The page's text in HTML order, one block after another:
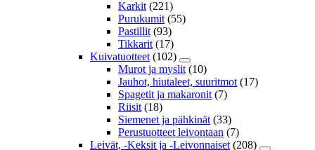
Karkit (221)
Purukumit (55)
Pastillit (93)
Tikkarit (17)
Kuivatuotteet (102)
Murot ja myslit (10)
Jauhot, hiutaleet, suuritmot (17)
Spagetit ja makaronit (7)
Riisit (18)
Siemenet ja pähkinät (33)
Perustuotteet leivontaan (7)
Leivät, -Keksit ja -Leivonnaiset (208)